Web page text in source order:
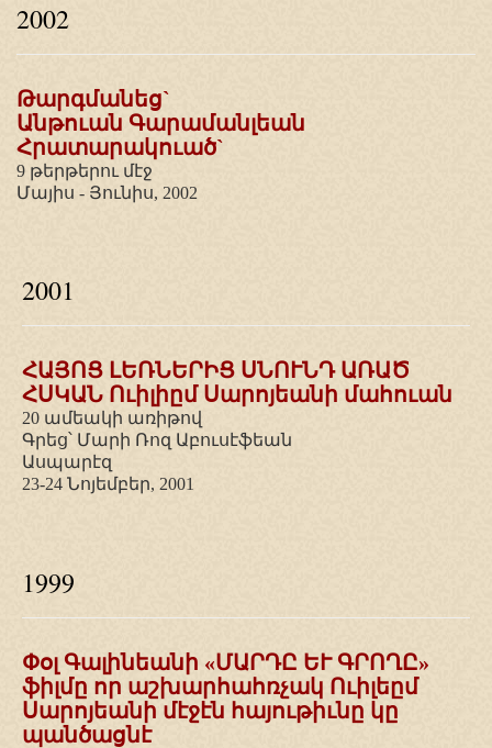
2002
Թարգմանեց`
Անթուան Գարամանլեան
Հրատարակուած`
9 թերթերու մէջ
Մայիս - Յունիս, 2002
2001
ՀԱՅՈՑ ԼԵՌՆԵՐԻՑ ՍՆՈՒՆԴ ԱՌԱԾ
ՀՍԿԱՆ Ուիլիըմ Սարոյեանի մահուան
20 ամեակի առիթով
Գրեց՝ Մարի Ռոզ Աբուսէֆեան
Ասպարէզ
23-24 Նոյեմբեր, 2001
1999
Փօլ Գալինեանի «ՄԱՐԴԸ ԵՒ ԳՐՈՂԸ»
ֆիլմը որ աշխարհահռչակ Ուիլեըմ
Սարոյեանի մէջէն հայութիւնը կը
պանծացնէ